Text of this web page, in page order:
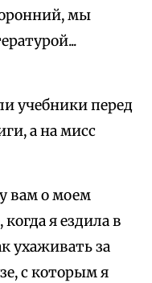
мы
учебники перед
а на мисс
вам о моем
я ездила в
ухаживать за
с которым я